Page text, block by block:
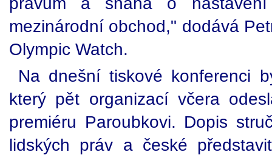
mezinárodní obchod," dodává
Olympic Watch.
Na dnešní tiskové konferenci
který pět organizací včera
premiéru Paroubkovi. Dopis
lidských práv a české